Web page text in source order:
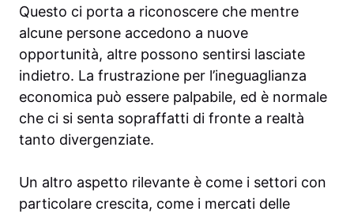
Questo ci porta a riconoscere che mentre
alcune persone accedono a nuove
opportunità, altre possono sentirsi lasciate
indietro. La frustrazione per l’ineguaglianza
economica può essere palpabile, ed è normale
che ci si senta sopraffatti di fronte a realtà
tanto divergenziate.
Un altro aspetto rilevante è come i settori con
particolare crescita, come i mercati delle